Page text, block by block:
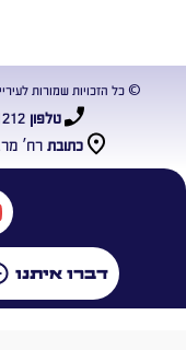
כתובת רח’ מרבד
טלפון
© כל הזכויות שמורות
דברו איתנו